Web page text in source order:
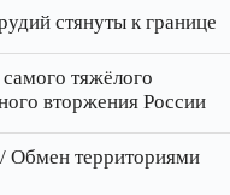
стянуты к границе
тяжёлого
вторжения России
Обмен территориями